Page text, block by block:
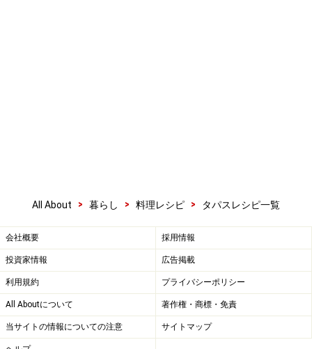
All About > 暮らし > 料理レシピ > タパスレシピ一覧
会社概要 採用情報
投資家情報 広告掲載
利用規約 プライバシーポリシー
All Aboutについて 著作権・商標・免責
当サイトの情報についての注意 サイトマップ